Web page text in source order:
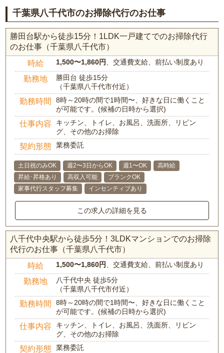
千葉県八千代市のお掃除代行のお仕事
勝田台駅から徒歩15分！1LDK一戸建てでのお掃除代行
のお仕事（千葉県八千代市）
時給 1,500〜1,860円 、交通費支給、前払い制度あり
勤務地
勝田台 徒歩15分
（千葉県八千代市付近）
勤務時間
8時～20時の間で1時間〜、好きな日に働くこと
が可能です。(候補の日時から選択)
仕事内容
キッチン、トイレ、お風呂、洗面所、リビン
グ、その他のお掃除
契約形態 業務委託
土日祝のみOK 週2〜3日からOK 週1〜OK
高時給
昇給･昇格あり
高収入可能
ブランクOK
家事代行スタッフ募集
インセンティブあり
この求人の詳細を見る
八千代中央駅から徒歩5分！3LDKマンションでのお掃除
代行のお仕事（千葉県八千代市）
時給 1,500〜1,860円 、交通費支給、前払い制度あり
勤務地
八千代中央 徒歩5分
（千葉県八千代市付近）
勤務時間
8時～20時の間で1時間〜、好きな日に働くこと
が可能です。(候補の日時から選択)
仕事内容
キッチン、トイレ、お風呂、洗面所、リビン
グ、その他のお掃除
契約形態 業務委託